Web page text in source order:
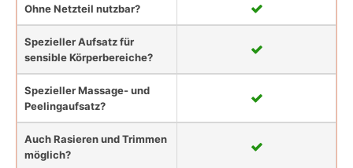
Ohne Netzteil nutzbar?
Spezieller Aufsatz für
sensible Körperbereiche?
Spezieller Massage- und
Peelingaufsatz?
Auch Rasieren und Trimmen
möglich?